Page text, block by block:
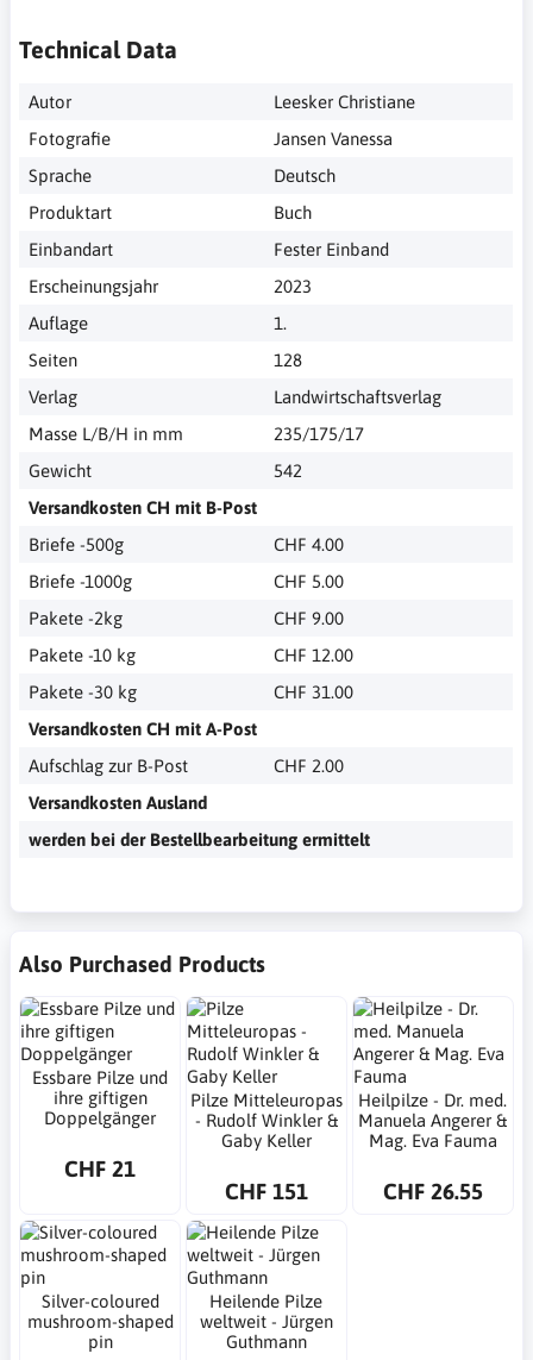
Technical Data
Autor
Leesker Christiane
Fotografie
Jansen Vanessa
Sprache
Deutsch
Produktart
Buch
Einbandart
Fester Einband
Erscheinungsjahr
2023
Auflage
1.
Seiten
128
Verlag
Landwirtschaftsverlag
Masse L/B/H in mm
235/175/17
Gewicht
542
Versandkosten CH mit B-Post
Briefe -500g
CHF 4.00
Briefe -1000g
CHF 5.00
Pakete -2kg
CHF 9.00
Pakete -10 kg
CHF 12.00
Pakete -30 kg
CHF 31.00
Versandkosten CH mit A-Post
Aufschlag zur B-Post
CHF 2.00
Versandkosten Ausland
werden bei der Bestellbearbeitung ermittelt
Also Purchased Products
Essbare Pilze und
ihre giftigen
Doppelgänger
CHF 21
Pilze Mitteleuropas
- Rudolf Winkler &
Gaby Keller
CHF 151
Heilpilze - Dr. med.
Manuela Angerer &
Mag. Eva Fauma
CHF 26.55
Silver-coloured
mushroom-shaped
pin
Heilende Pilze
weltweit - Jürgen
Guthmann